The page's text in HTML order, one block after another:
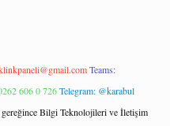
Teams:
606 0 726Telegram: @karabul
gereğince Bilgi Teknolojileri ve İletişim